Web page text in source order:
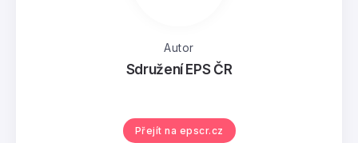
Autor
Sdružení EPS ČR
Přejít na epscr.cz